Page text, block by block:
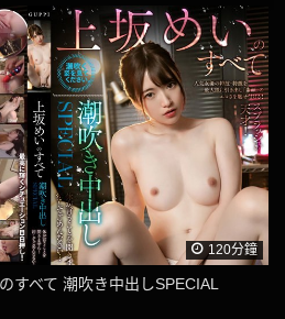
120分鐘
すべて 潮吹き中出しSPECIAL